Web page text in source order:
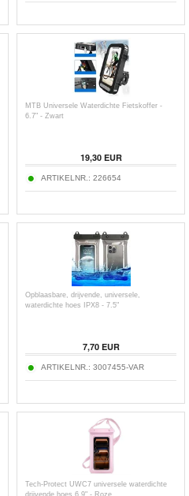
MTB Universele Waterdichte Fietskoffer -
6.7" - Zwart
19,30EUR
ARTIKELNR.: 226654
Opblaasbare, drijvende, universele,
waterdichte hoes IPX8 - 7.5"
7,70EUR
ARTIKELNR.: 3007455-VAR
Tech-Protect UWC7 universele waterdichte